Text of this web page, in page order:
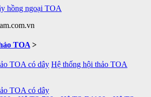
hồng ngoại TOA
TOA >
TOA có dây Hệ thống hội thảo TOA
TOA có dây